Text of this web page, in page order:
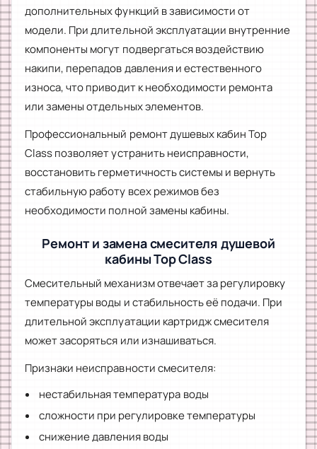
дополнительных функций в зависимости от
модели. При длительной эксплуатации внутренние
компоненты могут подвергаться воздействию
накипи, перепадов давления и естественного
износа, что приводит к необходимости ремонта
или замены отдельных элементов.
Профессиональный ремонт душевых кабин Top
Class позволяет устранить неисправности,
восстановить герметичность системы и вернуть
стабильную работу всех режимов без
необходимости полной замены кабины.
Ремонт и замена смесителя душевой
кабины Top Class
Смесительный механизм отвечает за регулировку
температуры воды и стабильность её подачи. При
длительной эксплуатации картридж смесителя
может засоряться или изнашиваться.
Признаки неисправности смесителя:
нестабильная температура воды
сложности при регулировке температуры
снижение давления воды